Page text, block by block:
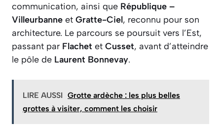
communication, ainsi que République –
Villeurbanne et Gratte-Ciel, reconnu pour son
architecture. Le parcours se poursuit vers l’Est,
passant par Flachet et Cusset, avant d’atteindre
le pôle de Laurent Bonnevay.
LIRE AUSSI Grotte ardèche : les plus belles
grottes à visiter, comment les choisir